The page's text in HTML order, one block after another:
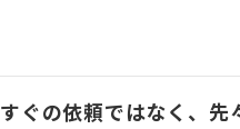
すぐの依頼ではなく、